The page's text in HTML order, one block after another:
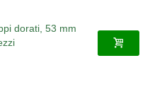
dorati, 53 mm